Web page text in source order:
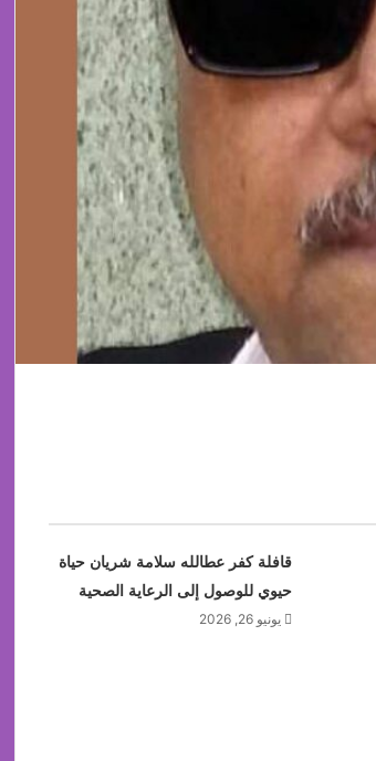
قافلة كفر عطالله سلامة شريان حياة
حيوي للوصول إلى الرعاية الصحية
يونيو 26, 2026